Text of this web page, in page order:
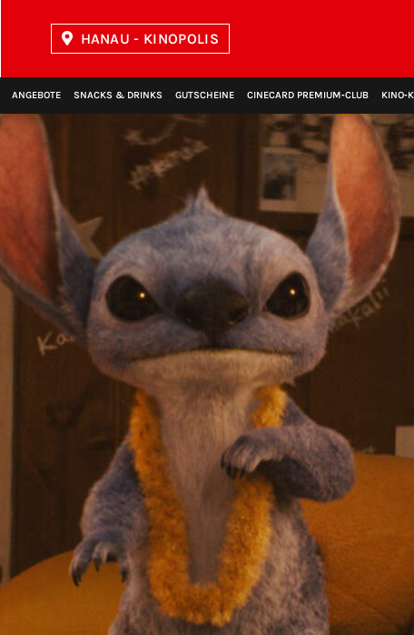
HANAU - KINOPOLIS
ANGEBOTE SNACKS & DRINKS GUTSCHEINE CINECARD PREMIUM‑CLUB